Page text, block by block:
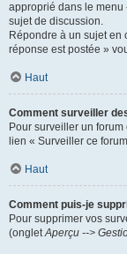
approprié dans le menu
sujet de discussion.
Répondre à un sujet en
réponse est postée »
Haut
Comment surveiller
Pour surveiller un
lien « Surveiller ce
Haut
Comment puis-je
Pour supprimer vos
(ongletAperçu -->